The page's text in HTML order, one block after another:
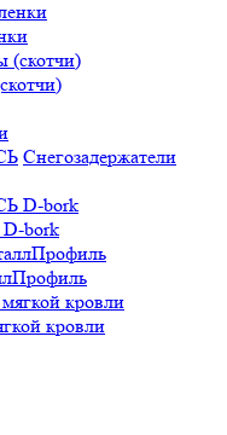
Снегозадержатели
bork
кровли